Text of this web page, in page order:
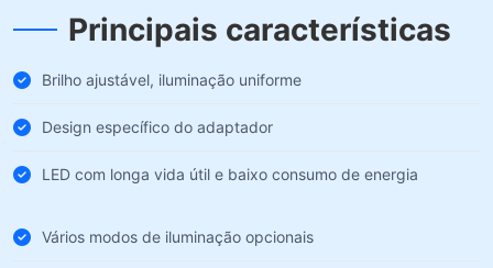
Principais características
Brilho ajustável, iluminação uniforme
Design específico do adaptador
LED com longa vida útil e baixo consumo de energia
Vários modos de iluminação opcionais